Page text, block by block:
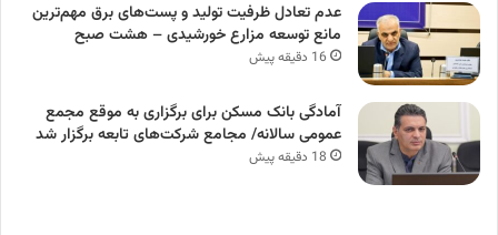
عدم تعادل ظرفیت تولید و پست‌های برق مهم‌ترین
مانع توسعه مزارع خورشیدی – هشت صبح
16 دقیقه پیش
آمادگی بانک مسکن برای برگزاری به موقع مجمع
عمومی سالانه/ مجامع شرکت‌های تابعه برگزار شد
18 دقیقه پیش